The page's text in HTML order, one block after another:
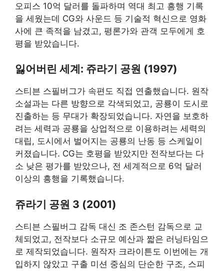
오피스 10억 달러를 돌파하며 역대 최고 흥행 기록
을 세웠는데 CG와 사운드 등 기술적 혁신으로 영화
사에 큰 족적을 남겼고, 평론가와 관객 모두에게 호
평을 받았습니다.
잃어버린 세계: 쥬라기 공원 (1997)
스티븐 스필버그가 속편도 직접 연출했습니다. 원작
소설과는 다른 방향으로 각색되었고, 공룡이 도시로
진출하는 등 무대가 확장되었습니다. 자연을 보호하
려는 세력과 공룡을 상업적으로 이용하려는 세력의
대립, 도시에서 벌어지는 공룡의 난동 등 스케일이
커졌습니다. CG는 호평을 받았지만 전작보다는 다
소 낮은 평가를 받았으나, 전 세계적으로 6억 달러
이상의 흥행을 기록했습니다.
쥬라기 공원 3 (2001)
스티븐 스필버그 감독 대신 조 존스턴 감독으로 교
체되었고, 전작보다 소규모 예산과 짧은 러닝타임으
로 제작되었습니다. 원작자 크라이튼도 이번에는 개
입하지 않았고 구출 미션 중심의 단순한 구조, 스피